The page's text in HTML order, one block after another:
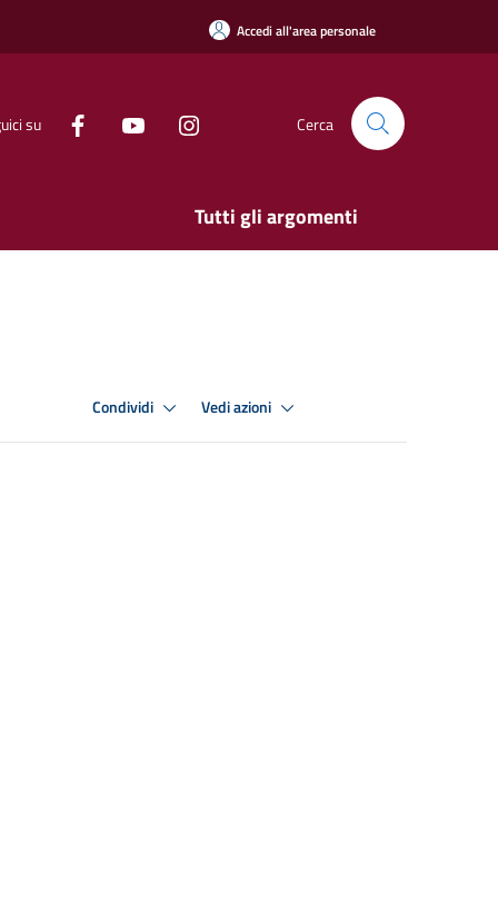
Accedi all'area personale
su Cerca
Tutti gli argomenti
Condividi Vedi azioni